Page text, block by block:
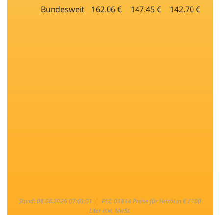
Bundesweit 162.06 € 147.45 € 142.70 €
Stand: 08.08.2026 07:05:01 | PLZ: 01814 Preise für Heizöl in € / 100
Liter inkl. MwSt.